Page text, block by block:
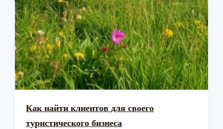
Как найти клиентов для своего
туристического бизнеса